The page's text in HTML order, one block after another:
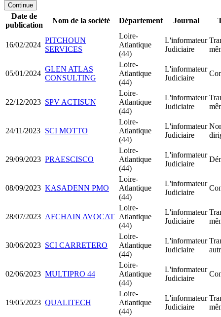
Continue
Date de
publication
Nom de la société Département Journal
16/02/2024
PITCHOUN
SERVICES
Loire-
Atlantique
(44)
L'informateur
Judiciaire
05/01/2024
GLEN ATLAS
CONSULTING
Loire-
Atlantique
(44)
L'informateur
Judiciaire
22/12/2023 SPV ACTISUN
Loire-
Atlantique
(44)
L'informateur
Judiciaire
24/11/2023 SCI MOTTO
Loire-
Atlantique
(44)
L'informateur
Judiciaire
29/09/2023 PRAESCISCO
Loire-
Atlantique
(44)
L'informateur
Judiciaire
08/09/2023 KASADENN PMO
Loire-
Atlantique
(44)
L'informateur
Judiciaire
28/07/2023 AFCHAIN AVOCAT
Loire-
Atlantique
(44)
L'informateur
Judiciaire
30/06/2023 SCI CARRETERO
Loire-
Atlantique
(44)
L'informateur
Judiciaire
02/06/2023 MULTIPRO 44
Loire-
Atlantique
(44)
L'informateur
Judiciaire
19/05/2023 QUALITECH
Loire-
Atlantique
(44)
L'informateur
Judiciaire